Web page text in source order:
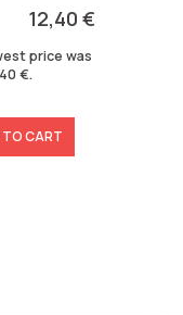
12,40 €
price was
€.
CART